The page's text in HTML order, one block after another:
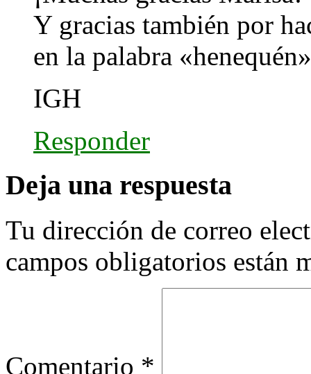
Y gracias también por
en la palabra
IGH
Responder
Deja una respuesta
Tu dirección de correo
campos obligatorios están
Comentario *